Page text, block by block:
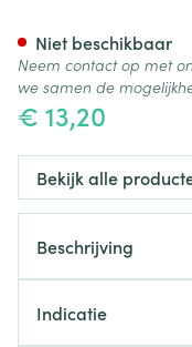
€ 13,20
Niet beschikbaar
Neem contact op met
we samen de
Bekijk alle
Beschrijving
Indicatie